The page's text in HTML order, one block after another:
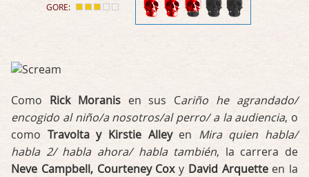
GORE:
Como Rick Moranis en sus Cariño he agrandado/
encogido al niño/a nosotros/al perro/ a la audiencia, o
como Travolta y Kirstie Alleyen Mira quien habla/
habla 2/ habla ahora/ habla también, la carrera de
Neve Campbell, Courteney Coxy David Arquetteen la